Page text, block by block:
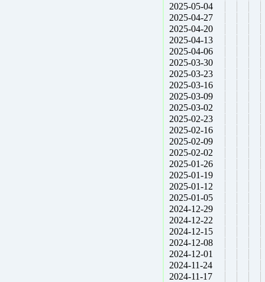
2025-05-04
2025-04-27
2025-04-20
2025-04-13
2025-04-06
2025-03-30
2025-03-23
2025-03-16
2025-03-09
2025-03-02
2025-02-23
2025-02-16
2025-02-09
2025-02-02
2025-01-26
2025-01-19
2025-01-12
2025-01-05
2024-12-29
2024-12-22
2024-12-15
2024-12-08
2024-12-01
2024-11-24
2024-11-17